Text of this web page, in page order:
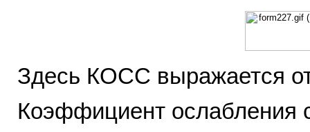
Здесь КОСС выражается
Коэффициент ослабления